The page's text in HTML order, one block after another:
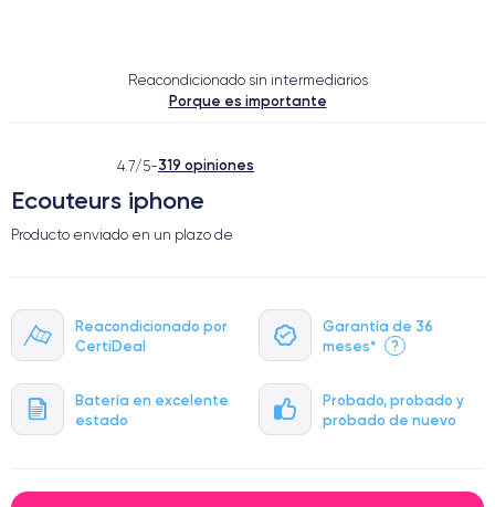
Reacondicionado sin intermediarios
Porque es importante
4.7/5-319 opiniones
Ecouteurs iphone
Producto enviado en un plazo de
Reacondicionado por
CertiDeal
Garantía de 36
meses*
?
Batería en excelente
estado
Probado, probado y
probado de nuevo